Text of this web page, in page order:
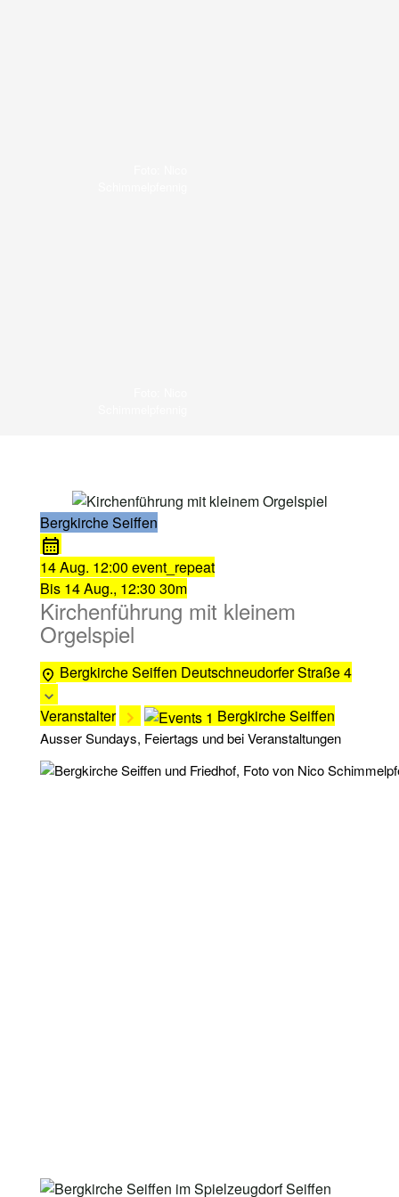
Bergkirche Seiffen
14 Aug. 12:00 event_repeat
Bis 14 Aug., 12:30 30m
Kirchenführung mit kleinem
Orgelspiel
Bergkirche Seiffen Deutschneudorfer Straße 4
Veranstalter Bergkirche Seiffen
Ausser Sundays, Feiertags und bei Veranstaltungen